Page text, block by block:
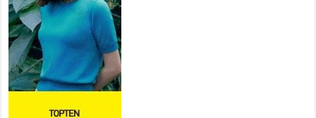
Тусгай замын автобус /BRT/
төслийн удирдах хорооны
ээлжит хуралдаан боллоо
2026 оны 7 сар 21 / 16 цаг 43 минут
Ерөнхий сайд Н.Учрал БНХАУ-аас Монгол Улсад
суугаа Элчин сайд Шэнь Миньжюанийг хүлээн
авч уулзав
2026 оны 7 сар 21 / 16 цаг 39 минут